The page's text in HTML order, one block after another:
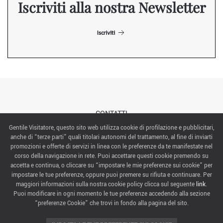
Iscriviti alla nostra Newsletter
Iscriviti
CONTATTI
ABOUT US
ITALIAN EXHIBITION GROUP SpA All rights reserved
Via Emilia 155, 47921 Rimini,
CF/PI 00139440408, Registro Imprese: Rimini P.I e n. Reg. Imprese 00139440408, Capitale Sociale
52.214.897 i.v.
Gentile Visitatore, questo sito web utilizza cookie di profilazione e pubblicitari,
anche di “terze parti” quali titolari autonomi del trattamento, al fine di inviarti
promozioni e offerte di servizi in linea con le preferenze da te manifestate nel
corso della navigazione in rete. Puoi accettare questi cookie premendo su
accetta e continua, o cliccare su “impostare le mie preferenze sui cookie” per
impostare le tue preferenze, oppure puoi premere su rifiuta e continuare. Per
maggiori informazioni sulla nostra cookie policy clicca sul seguente link.
Puoi modificare in ogni momento le tue preferenze accedendo alla sezione
“preferenze Cookie” che trovi in fondo alla pagina del sito.